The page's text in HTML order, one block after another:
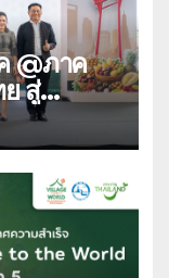
@ภาค
สู่
อป สินค้า
นนี้ – 8